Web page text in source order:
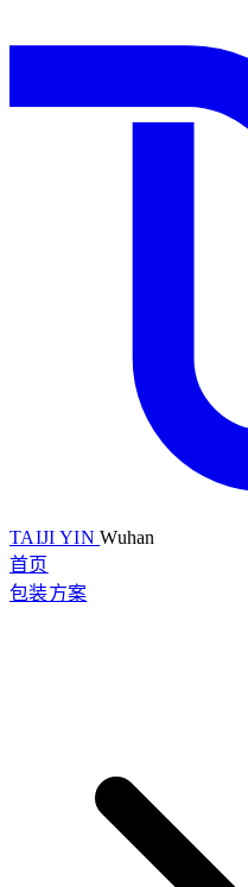
TAIJI YIN Wuhan
首页
包装方案